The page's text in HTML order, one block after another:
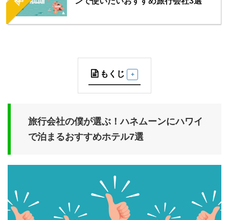
もくじ
旅行会社の僕が選ぶ！ハネムーンにハワイ
で泊まるおすすめホテル7選